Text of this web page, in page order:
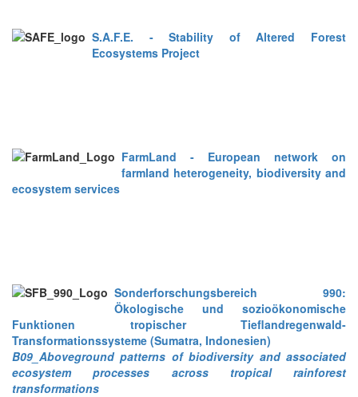
S.A.F.E. - Stability of Altered Forest
Ecosystems Project
FarmLand - European network on
farmland heterogeneity, biodiversity and
ecosystem services
Sonderforschungsbereich 990:
Ökologische und sozioökonomische
Funktionen tropischer Tieflandregenwald-
Transformationssysteme (Sumatra, Indonesien)
B09_Aboveground patterns of biodiversity and associated
ecosystem processes across tropical rainforest
transformations